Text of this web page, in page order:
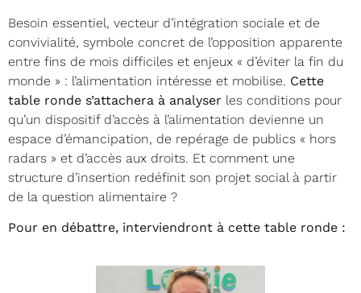
Besoin essentiel, vecteur d’intégration sociale et de
convivialité, symbole concret de l’opposition apparente
entre fins de mois difficiles et enjeux « d’éviter la fin du
monde » : l’alimentation intéresse et mobilise. Cette
table ronde s’attachera à analyser les conditions pour
qu’un dispositif d’accès à l’alimentation devienne un
espace d’émancipation, de repérage de publics « hors
radars » et d’accès aux droits. Et comment une
structure d’insertion redéfinit son projet social à partir
de la question alimentaire ?
Pour en débattre, interviendront à cette table ronde :